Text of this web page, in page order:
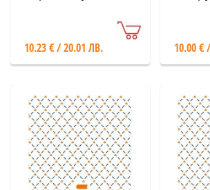
10.23 € / 20.01 ЛВ. 10.00 €